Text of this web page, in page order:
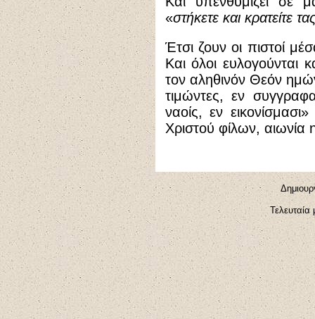
«στήκετε και κρατείτε
Έτσι ζουν οι πιστοί
Και όλοι ευλογούνται
τον αληθινόν Θεόν
τιμώντες, εν
ναοίς, εν
Χριστού φίλων, αιωνία